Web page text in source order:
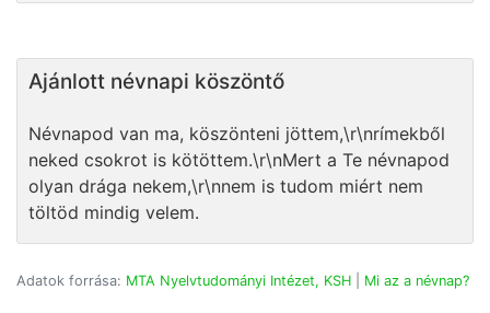
Ajánlott névnapi köszöntő
Névnapod van ma, köszönteni jöttem,\r\nrímekből
neked csokrot is kötöttem.\r\nMert a Te névnapod
olyan drága nekem,\r\nnem is tudom miért nem
töltöd mindig velem.
Adatok forrása: MTA Nyelvtudományi Intézet, KSH Mi az a névnap?